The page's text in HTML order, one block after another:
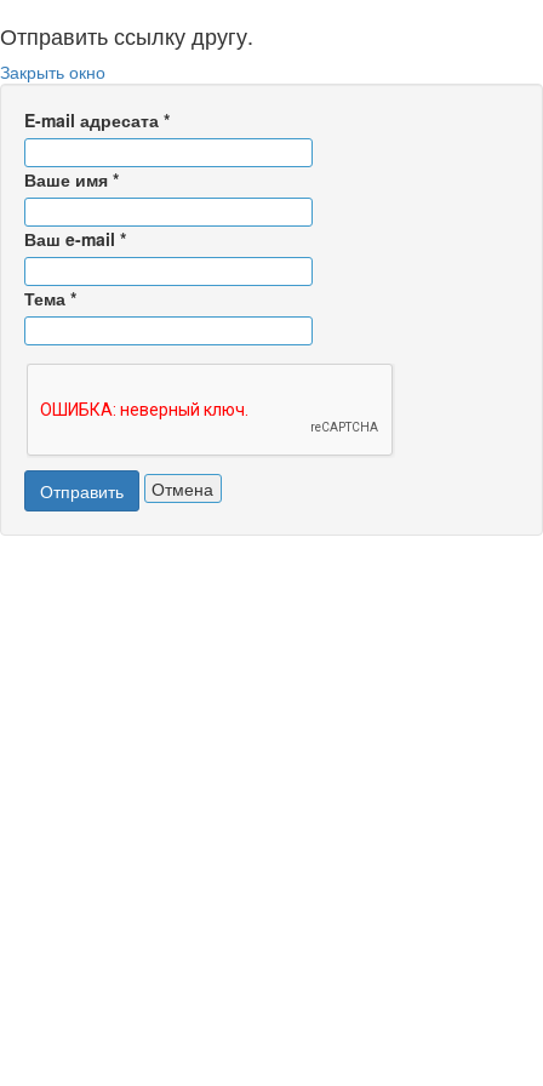
Отправить ссылку другу.
Закрыть окно
E-mail адресата *
Ваше имя *
Ваш e-mail *
Тема *
Отправить Отмена